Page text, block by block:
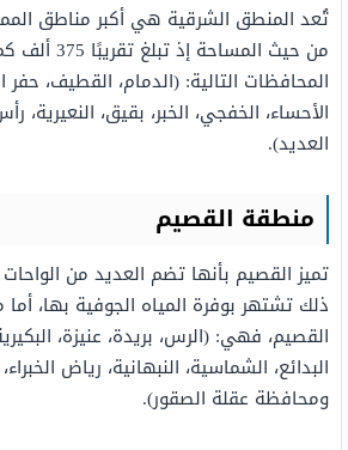
تُعد المنطق الشرقية هي أكبر مناطق
من حيث
المحافظات التالية: (الدمام، القطيف، حفر
الأحساء، الخفجي، الخبر، بقيق، النعيرية،
العديد).
منطقة القصيم
تميز القصيم بأنها تضم العديد من
ذلك تشتهر بوفرة المياه الجوفية بها،
القصيم، فهي: (الرس، بريدة، عنيزة،
البدائع، الشماسية، النبهانية، رياض
ومحافظة عقلة الصقور).